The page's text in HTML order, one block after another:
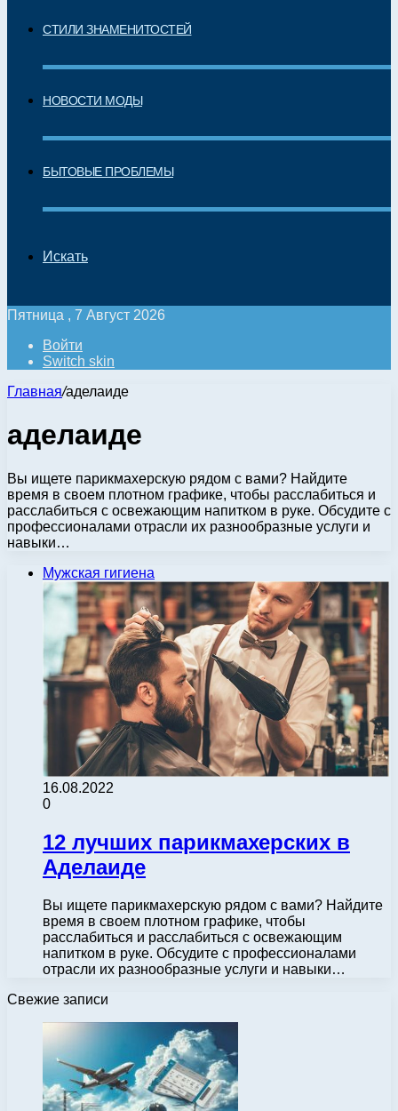
СТИЛИ ЗНАМЕНИТОСТЕЙ
НОВОСТИ МОДЫ
БЫТОВЫЕ ПРОБЛЕМЫ
Искать
Пятница , 7 Август 2026
Войти
Switch skin
Главная/аделаиде
аделаиде
Вы ищете парикмахерскую рядом с вами? Найдите
время в своем плотном графике, чтобы расслабиться и
расслабиться с освежающим напитком в руке. Обсудите с
профессионалами отрасли их разнообразные услуги и
навыки…
Мужская гигиена
16.08.2022
0
12 лучших парикмахерских в
Аделаиде
Вы ищете парикмахерскую рядом с вами? Найдите
время в своем плотном графике, чтобы
расслабиться и расслабиться с освежающим
напитком в руке. Обсудите с профессионалами
отрасли их разнообразные услуги и навыки…
Свежие записи